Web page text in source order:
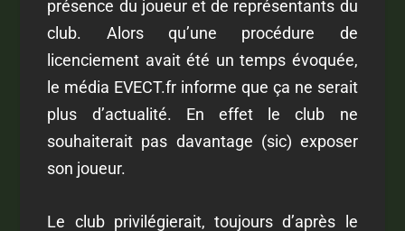
présence du joueur et de représentants du
club. Alors qu’une procédure de
licenciement avait été un temps évoquée,
le média EVECT.fr informe que ça ne serait
plus d’actualité. En effet le club ne
souhaiterait pas davantage (sic) exposer
son joueur.
Le club privilégierait, toujours d’après le